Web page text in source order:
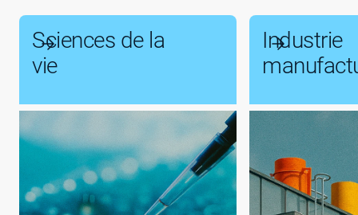
Sciences de la
vie
Industrie